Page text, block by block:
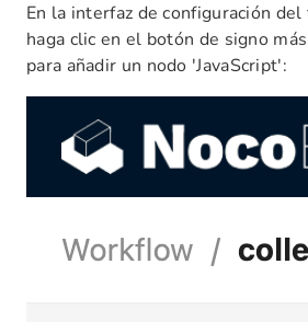
En la interfaz de configuración
haga clic en el botón de signo
para añadir un nodo 'JavaScript':